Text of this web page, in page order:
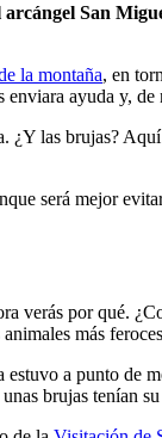
arcángel San
la montaña, en
ayuda y,
las brujas?
será mejor
verás por qué.
más
a punto de
brujas tenían